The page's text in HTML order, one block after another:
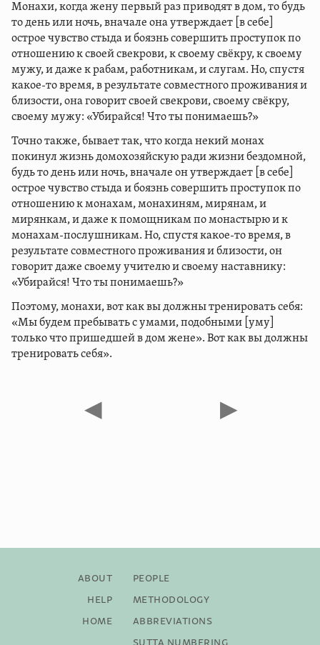
Монахи, когда жену первый раз приводят в дом, то будь
то день или ночь, вначале она утверждает [в себе]
острое чувство стыда и боязнь совершить проступок по
отношению к своей свекрови, к своему свёкру, к своему
мужу, и даже к рабам, работникам, и слугам. Но, спустя
какое-то время, в результате совместного проживания и
близости, она говорит своей свекрови, своему свёкру,
своему мужу: «Убирайся! Что ты понимаешь?»
Точно также, бывает так, что когда некий монах
покинул жизнь домохозяйскую ради жизни бездомной,
будь то день или ночь, вначале он утверждает [в себе]
острое чувство стыда и боязнь совершить проступок по
отношению к монахам, монахиням, мирянам, и
мирянкам, и даже к помощникам по монастырю и к
монахам-послушникам. Но, спустя какое-то время, в
результате совместного проживания и близости, он
говорит даже своему учителю и своему наставнику:
«Убирайся! Что ты понимаешь?»
Поэтому, монахи, вот как вы должны тренировать себя:
«Мы будем пребывать с умами, подобными [уму]
только что пришедшей в дом жене». Вот как вы должны
тренировать себя».
◀ ▶
About
Help
Home
People
Methodology
Abbreviations